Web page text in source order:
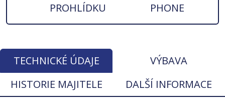
PROHLÍDKU
TECHNICKÉ ÚDAJE
VÝBAVA
HISTORIE MAJITELE
DALŠÍ INFORMACE